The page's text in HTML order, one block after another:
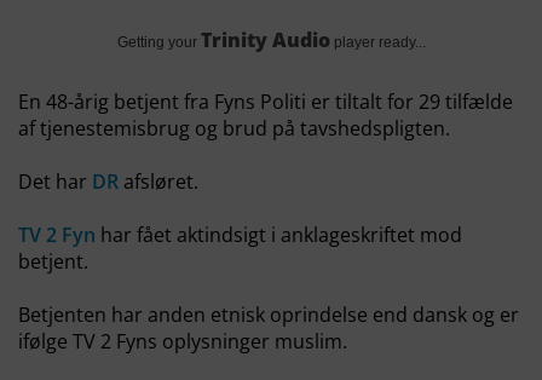
Getting your Trinity Audio player ready...
En 48-årig betjent fra Fyns Politi er tiltalt for 29 tilfælde
af tjenestemisbrug og brud på tavshedspligten.
Det har DR afsløret.
TV 2 Fyn har fået aktindsigt i anklageskriftet mod
betjent.
Betjenten har anden etnisk oprindelse end dansk og er
ifølge TV 2 Fyns oplysninger muslim.